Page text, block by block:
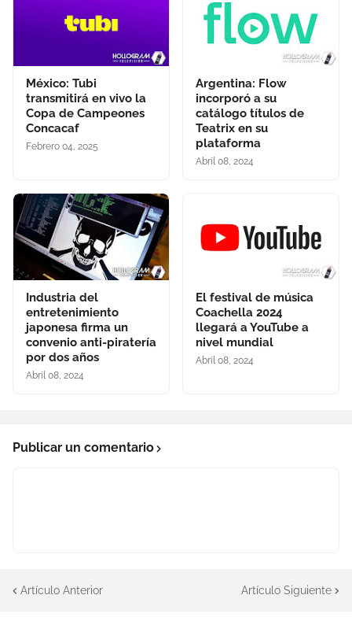
México: Tubi
transmitirá en vivo la
Copa de Campeones
Concacaf
Febrero 04, 2025
Argentina: Flow
incorporó a su
catálogo títulos de
Teatrix en su
plataforma
Abril 08, 2024
Industria del
entretenimiento
japonesa firma un
convenio anti-piratería
por dos años
Abril 08, 2024
El festival de música
Coachella 2024
llegará a YouTube a
nivel mundial
Abril 08, 2024
Publicar un comentario
Artículo Anterior Artículo Siguiente